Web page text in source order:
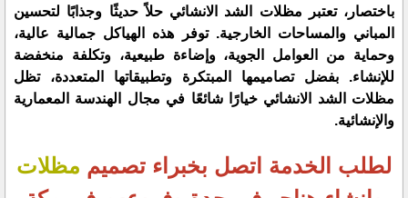
باختصار، تعتبر مظلات الشد الانشائي حلاً حديثًا وجذابًا لتحسين
المباني والمساحات الخارجية. توفر هذه الهياكل جمالية عالية،
وحماية من العوامل الجوية، وإضاءة طبيعية، وتكلفة منخفضة
للإنشاء. بفضل تصاميمها المبتكرة وتطبيقاتها المتعددة، تظل
مظلات الشد الانشائي خيارًا شائعًا في مجال الهندسة المعمارية
والإنشائية.
لطلب الخدمة اتصل بخبراء تصميم مظلات